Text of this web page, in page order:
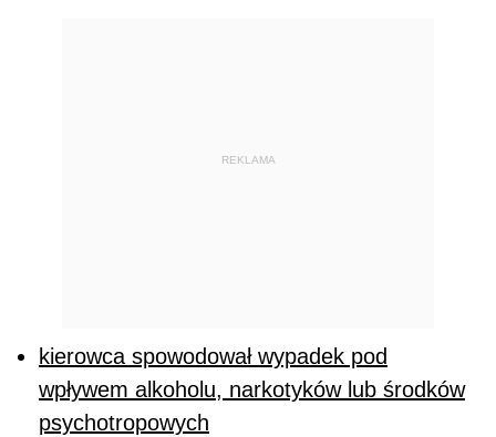
REKLAMA
kierowca spowodował wypadek pod
wpływem alkoholu, narkotyków lub środków
psychotropowych